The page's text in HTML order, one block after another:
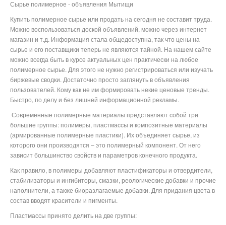
Сырье полимерное - объявления Мытищи
Купить полимерное сырье или продать на сегодня не составит труда.
Можно воспользоваться доской объявлений, можно через интернет
магазин и т.д. Информация стала общедоступна, так что цены на
сырье и его поставщики теперь не являются тайной. На нашем сайте
можно всегда быть в курсе актуальных цен практически на любое
полимерное сырье. Для этого не нужно регистрироваться или изучать
биржевые сводки. Достаточно просто заглянуть в объявления
пользователей. Кому как не им формировать некие ценовые тренды.
Быстро, по делу и без лишней информационной рекламы.
Современные полимерные материалы представляют собой три
большие группы: полимеры, пластмассы и композитные материалы
(армированные полимерные пластики). Их объединяет сырье, из
которого они производятся – это полимерный компонент. От него
зависит большинство свойств и параметров конечного продукта.
Как правило, в полимеры добавляют пластификаторы и отвердители,
стабилизаторы и ингибиторы, смазки, реологические добавки и прочие
наполнители, а также биоразлагаемые добавки. Для придания цвета в
состав вводят красители и пигменты.
Пластмассы принято делить на две группы: